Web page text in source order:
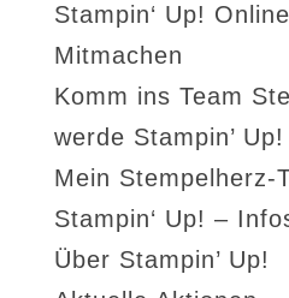
Stampin‘ Up!
Mitmachen
Komm ins Team
werde Stampin’
Mein Stempelherz-
Stampin‘ Up! –
Über Stampin’ Up!